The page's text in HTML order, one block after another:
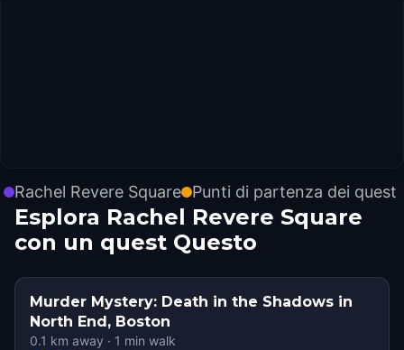
Rachel Revere Square Punti di partenza dei quest
Esplora Rachel Revere Square
con un quest Questo
Murder Mystery: Death in the Shadows in
North End, Boston
0.1 km away · 1 min walk